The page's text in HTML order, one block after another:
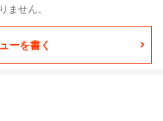
ません。
ーを書く